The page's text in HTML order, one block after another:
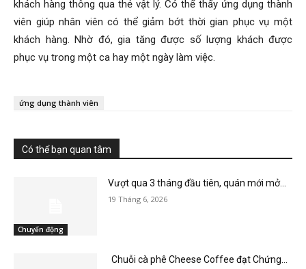
khách hàng thông qua thẻ vật lý. Có thể thấy ứng dụng thành
viên giúp nhân viên có thể giảm bớt thời gian phục vụ một
khách hàng. Nhờ đó, gia tăng được số lượng khách được
phục vụ trong một ca hay một ngày làm việc.
ứng dụng thành viên
Có thể bạn quan tâm
Chuyển động
Vượt qua 3 tháng đầu tiên, quán mới mở...
19 Tháng 6, 2026
Chuỗi cà phê Cheese Coffee đạt Chứng...